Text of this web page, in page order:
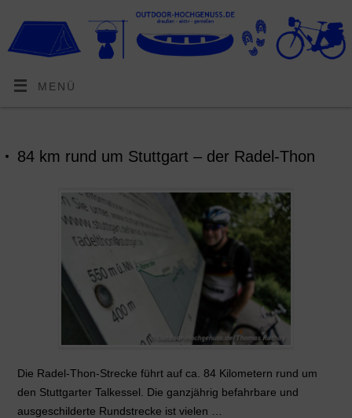
MENÜ
84 km rund um Stuttgart – der Radel-Thon
Die Radel-Thon-Strecke führt auf ca. 84 Kilometern rund um
den Stuttgarter Talkessel. Die ganzjährig befahrbare und
ausgeschilderte Rundstrecke ist vielen …